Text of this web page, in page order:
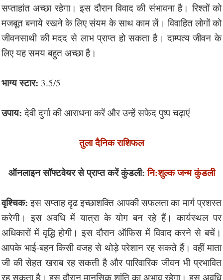
सप्ताहांत अच्छा रहेगा। इस दौरान विवाद की संभावना है। रिश्तों को
मजबूत बनाये रखने के लिए संयम के साथ काम लें। विवाहित लोगों को
जीवनसाथी की मदद से लाभ प्राप्त हो सकता है। दाम्पत्य जीवन के
लिए यह समय बहुत अच्छा है।
भाग्य स्टार: 3.5/5
उपाय: देवी दुर्गा की आराधना करें और उन्हें सफेद पुष्प चढ़ाएं
तुला दैनिक राशिफल
ऑनलाइन सॉफ्टवेयर से प्राप्त करें कुंडली:नि:शुल्क जन्म कुंडली
वृश्चिक: इस सप्ताह दृढ इच्छाशक्ति आपकी सफलता का मार्ग प्रशस्त
करेगी। इस अवधि में यात्रा के योग बन रहे हैं। कार्यस्थल पर
अधिकारों में वृद्धि होगी। इस दौरान ऑफिस में विवाद करने से बचें।
आपके भाई-बहन किसी वजह से थोड़े परेशान रह सकते हैं। वहीं माता
जी की सेहत खराब रह सकती है और पारिवारिक जीवन भी प्रभावित
रह सकता है। इस दौरान मानसिक शांति का अभाव रहेगा। इस अवधि